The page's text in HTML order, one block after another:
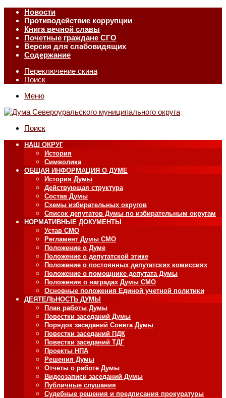
Новости
Противодействие коррупции
Книга вечной славы
Почетные граждане СГО
Версия для слабовидящих
Содержание
Переключение скина
Поиск
Меню
Поиск
НАШ ОКРУГ
История
Символика
ОБЩАЯ ИНФОРМАЦИЯ О ДУМЕ
История Думы
Действующая структура
Состав Думы
Схемы избирательных округов
Список депутатов Думы по избирательным округам
НОРМАТИВНЫЕ ДОКУМЕНТЫ
Устав СМО
Регламент Думы СМО
Положение о Думе
Положение о депутатской этике
Положение о постоянных депутатских комиссиях
Положение о помощнике депутата Думы
Положения о наградах Думы СМО
Основные положения Единой учетной политики
ДЕЯТЕЛЬНОСТЬ ДУМЫ
План работы Думы
Повестки заседаний Думы
Порядок заседаний Совета Думы
Повестки заседаний ПДК
Повестки заседаний ТДГ
Проекты НПА
Решения Думы
Отчеты о работе Думы
Видеозаписи заседаний Думы
Публичные слушания
Судебные решения и предписания прокуратуры